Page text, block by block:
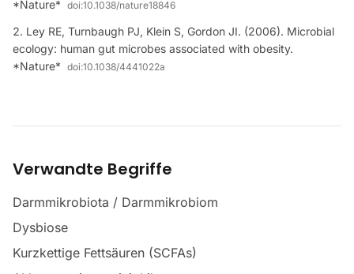
*Nature* doi:10.1038/nature18846
Ley RE, Turnbaugh PJ, Klein S, Gordon JI. (2006). Microbial
ecology: human gut microbes associated with obesity.
*Nature* doi:10.1038/4441022a
Verwandte Begriffe
Darmmikrobiota / Darmmikrobiom
Dysbiose
Kurzkettige Fettsäuren (SCFAs)